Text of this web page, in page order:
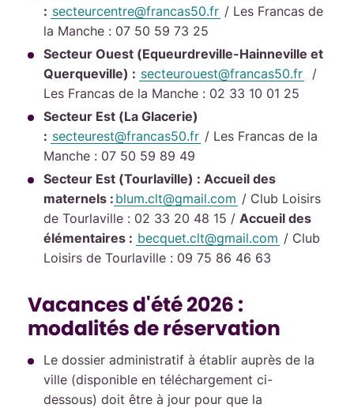
: secteurcentre@francas50.fr / Les Francas de
la Manche : 07 50 59 73 25
Secteur Ouest (Equeurdreville-Hainneville et
Querqueville) : secteurouest@francas50.fr /
Les Francas de la Manche : 02 33 10 01 25
Secteur Est (La Glacerie)
: secteurest@francas50.fr / Les Francas de la
Manche : 07 50 59 89 49
Secteur Est (Tourlaville) : Accueil des
maternels : blum.clt@gmail.com / Club Loisirs
de Tourlaville : 02 33 20 48 15 / Accueil des
élémentaires : becquet.clt@gmail.com / Club
Loisirs de Tourlaville : 09 75 86 46 63
Vacances d'été 2026 :
modalités de réservation
Le dossier administratif à établir auprès de la
ville (disponible en téléchargement ci-
dessous) doit être à jour pour que la